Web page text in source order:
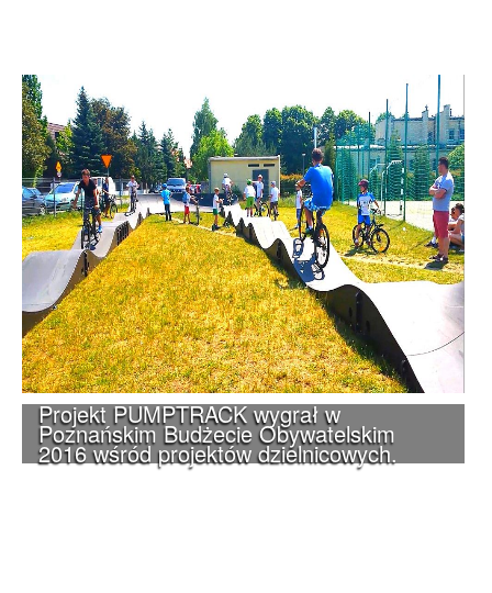
Projekt PUMPTRACK wygrał w
Poznańskim Budżecie Obywatelskim
2016 wśród projektów dzielnicowych.